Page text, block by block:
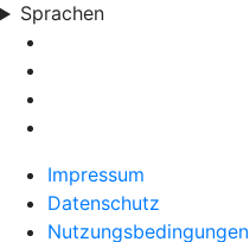
Sprachen
Impressum
Datenschutz
Nutzungsbedingungen